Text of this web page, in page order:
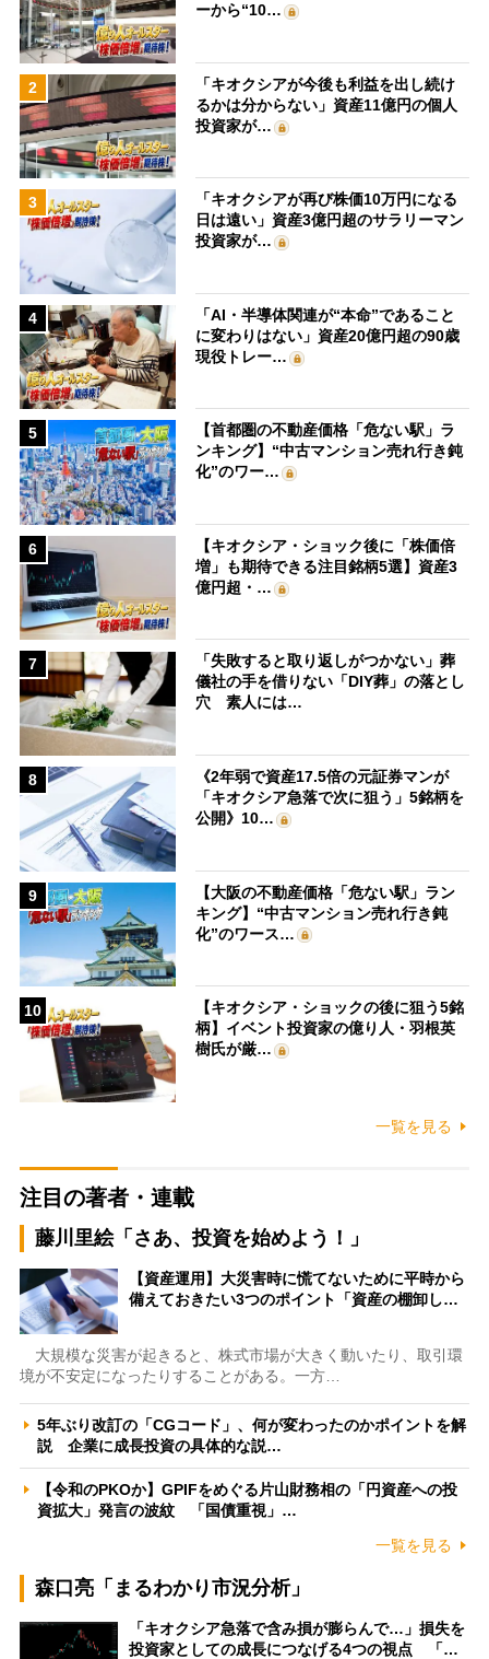
ーから“10…
2
「キオクシアが今後も利益を出し続け
るかは分からない」資産11億円の個人
投資家が…
3
「キオクシアが再び株価10万円になる
日は遠い」資産3億円超のサラリーマン
投資家が…
4
「AI・半導体関連が“本命”であること
に変わりはない」資産20億円超の90歳
現役トレー…
5
【首都圏の不動産価格「危ない駅」ラ
ンキング】“中古マンション売れ行き鈍
化”のワー…
6
【キオクシア・ショック後に「株価倍
増」も期待できる注目銘柄5選】資産3
億円超・…
7
「失敗すると取り返しがつかない」葬
儀社の手を借りない「DIY葬」の落とし
穴 素人には…
8
《2年弱で資産17.5倍の元証券マンが
「キオクシア急落で次に狙う」5銘柄を
公開》10…
9
【大阪の不動産価格「危ない駅」ラン
キング】“中古マンション売れ行き鈍
化”のワース…
10
【キオクシア・ショックの後に狙う5銘
柄】イベント投資家の億り人・羽根英
樹氏が厳…
一覧を見る
注目の著者・連載
藤川里絵「さあ、投資を始めよう！」
【資産運用】大災害時に慌てないために平時から
備えておきたい3つのポイント「資産の棚卸し…
大規模な災害が起きると、株式市場が大きく動いたり、取引環
境が不安定になったりすることがある。一方…
5年ぶり改訂の「CGコード」、何が変わったのかポイントを解
説 企業に成長投資の具体的な説…
【令和のPKOか】GPIFをめぐる片山財務相の「円資産への投
資拡大」発言の波紋 「国債重視」…
一覧を見る
森口亮「まるわかり市況分析」
「キオクシア急落で含み損が膨らんで…」損失を
投資家としての成長につなげる4つの視点 「…